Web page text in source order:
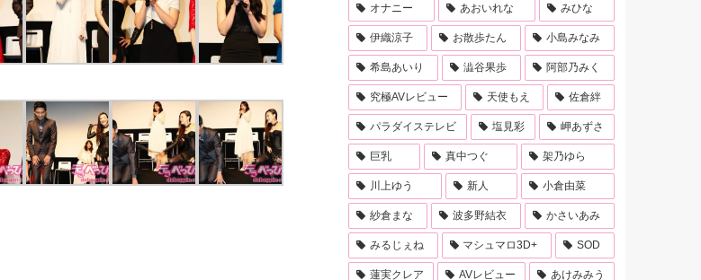
オナニー あおいれな みひな
伊織涼子 お散歩たん 小島みなみ
希島あいり 澁谷果歩 阿部乃みく
究極AVレビュー 天使もえ 佐倉絆
パラダイステレビ 塩見彩 岬あずさ
巨乳 真中つぐ 架乃ゆら
川上ゆう 新人 小倉由菜
紗倉まな 波多野結衣 かさいあみ
みるじぇね マシュマロ3D+ SOD
蓮実クレア AVレビュー あけみみう